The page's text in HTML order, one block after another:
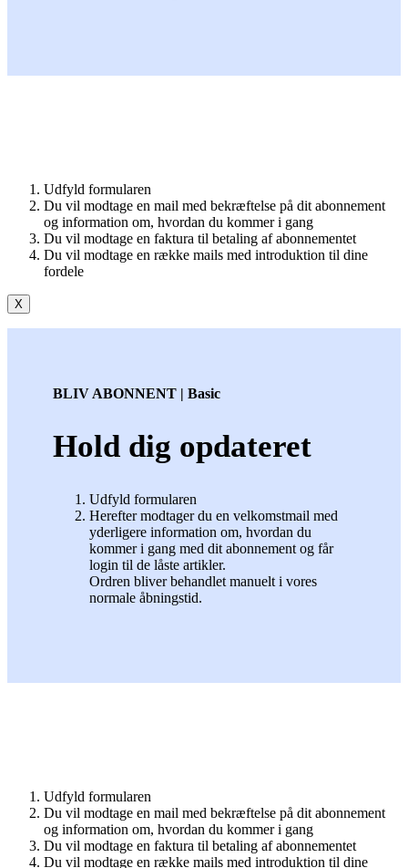
Udfyld formularen
Du vil modtage en mail med bekræftelse på dit abonnement
og information om, hvordan du kommer i gang
Du vil modtage en faktura til betaling af abonnementet
Du vil modtage en række mails med introduktion til dine
fordele
X
BLIV ABONNENT | Basic
Hold dig opdateret
Udfyld formularen
Herefter modtager du en velkomstmail med
yderligere information om, hvordan du
kommer i gang med dit abonnement og får
login til de låste artikler.
Ordren bliver behandlet manuelt i vores
normale åbningstid.
Udfyld formularen
Du vil modtage en mail med bekræftelse på dit abonnement
og information om, hvordan du kommer i gang
Du vil modtage en faktura til betaling af abonnementet
Du vil modtage en række mails med introduktion til dine